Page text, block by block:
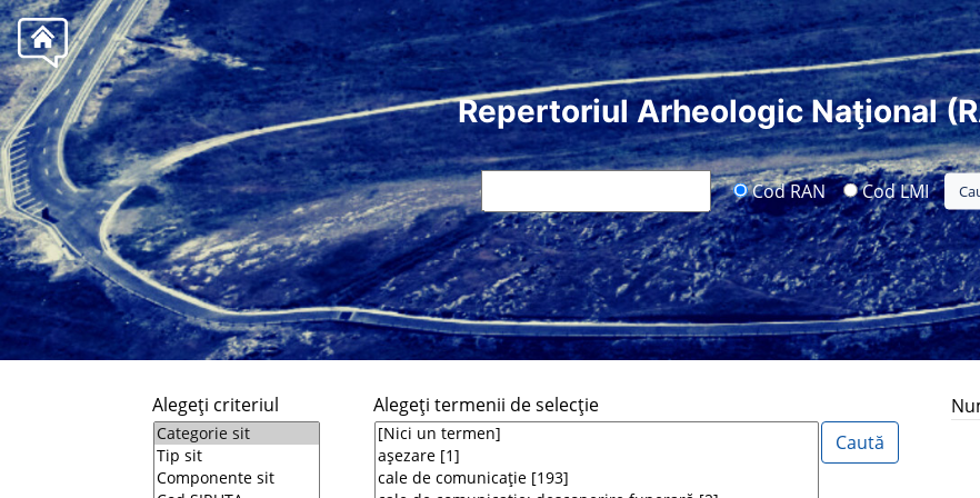
Repertoriul Arheologic Naţional
Cod RAN Cod LMI
Alegeţi criteriul Alegeţi termenii de selecţie